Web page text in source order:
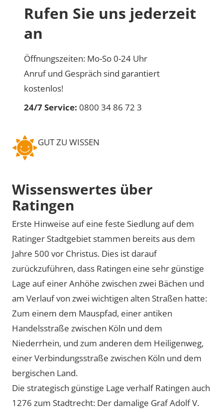
Rufen Sie uns jederzeit
an
Öffnungszeiten: Mo-So 0-24 Uhr
Anruf und Gespräch sind garantiert
kostenlos!
24/7 Service: 0800 34 86 72 3
GUT ZU WISSEN
Wissenswertes über
Ratingen
Erste Hinweise auf eine feste Siedlung auf dem
Ratinger Stadtgebiet stammen bereits aus dem
Jahre 500 vor Christus. Dies ist darauf
zurückzuführen, dass Ratingen eine sehr günstige
Lage auf einer Anhöhe zwischen zwei Bächen und
am Verlauf von zwei wichtigen alten Straßen hatte:
Zum einem dem Mauspfad, einer antiken
Handelsstraße zwischen Köln und dem
Niederrhein, und zum anderen dem Heiligenweg,
einer Verbindungsstraße zwischen Köln und dem
bergischen Land.
Die strategisch günstige Lage verhalf Ratingen auch
1276 zum Stadtrecht: Der damalige Graf Adolf V.